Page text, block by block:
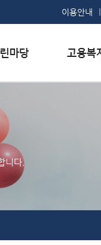
이용안내
하는 질문
하기
하기
절 신고하기
니다.